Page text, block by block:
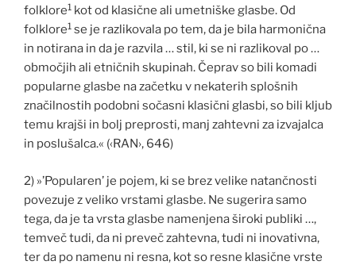
folklore1 kot od klasične ali umetniške glasbe. Od
folklore1 se je razlikovala po tem, da je bila harmonična
in notirana in da je razvila … stil, ki se ni razlikoval po …
območjih ali etničnih skupinah. Čeprav so bili komadi
popularne glasbe na začetku v nekaterih splošnih
značilnostih podobni sočasni klasični glasbi, so bili kljub
temu krajši in bolj preprosti, manj zahtevni za izvajalca
in poslušalca.« (‹RAN›, 646)
2) »’Popularen’ je pojem, ki se brez velike natančnosti
povezuje z veliko vrstami glasbe. Ne sugerira samo
tega, da je ta vrsta glasbe namenjena široki publiki …,
temvečtudi, da ni prevečzahtevna, tudi ni inovativna,
ter da po namenu ni resna, kot so resne klasične vrste